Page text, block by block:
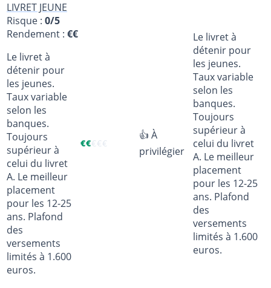
LIVRET JEUNE
Risque : 0/5
Rendement : €€
Le livret à
détenir pour
les jeunes.
Taux variable
selon les
banques.
Toujours
supérieur à
celui du livret
A. Le meilleur
placement
pour les 12-25
ans. Plafond
des
versements
limités à 1.600
euros.
€€€€€
👍 À
privilégier
Le livret à
détenir pour
les jeunes.
Taux variable
selon les
banques.
Toujours
supérieur à
celui du livret
A. Le meilleur
placement
pour les 12-25
ans. Plafond
des
versements
limités à 1.600
euros.